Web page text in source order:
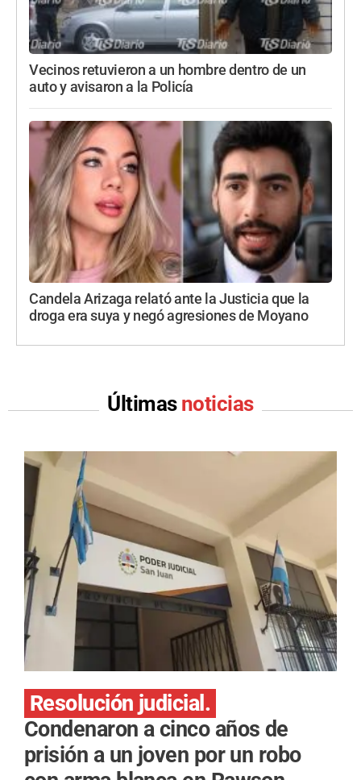
Vecinos retuvieron a un hombre dentro de un
auto y avisaron a la Policía
Candela Arizaga relató ante la Justicia que la
droga era suya y negó agresiones de Moyano
Últimas noticias
Resolución judicial.
Condenaron a cinco años de
prisión a un joven por un robo